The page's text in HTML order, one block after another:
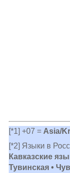
[*1] +07 = Asia/
[*2] Языки в
Кавказские
Тувинская •